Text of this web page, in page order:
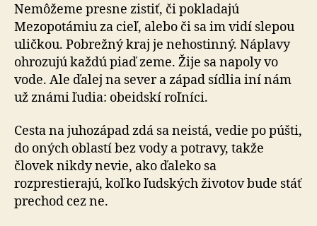
Nemôžeme presne zistiť, či pokladajú
Mezopotámiu za cieľ, alebo či sa im vidí slepou
uličkou. Pobrežný kraj je nehostinný. Náplavy
ohrozujú každú piaď zeme. Žije sa napoly vo
vode. Ale ďalej na sever a západ sídlia iní nám
už známi ľudia: obeidskí roľníci.
Cesta na juhozápad zdá sa neistá, vedie po púšti,
do oných oblastí bez vody a potravy, takže
človek nikdy nevie, ako ďaleko sa
rozprestierajú, koľko ľudských životov bude stáť
prechod cez ne.